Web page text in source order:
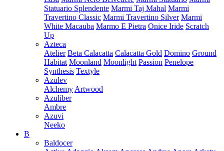
Statuario Splendente Marmi Taj Mahal Marmi
Travertino Classic Marmi Travertino Silver Marmi
White Macauba Marmo E Pietra Onice Iride Scratch
Up
Azteca
Atelier Beta Calacatta Calacatta Gold Domino Ground
Habitat Moonland Moonlight Passion Penelope
Synthesis Textyle
Azulev
Alchemy Artwood
Azuliber
Ambre
Azuvi
Neeko
B
Baldocer